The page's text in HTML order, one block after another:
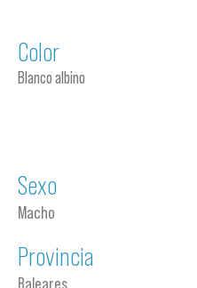
Color
Blanco albino
Sexo
Macho
Provincia
Baleares